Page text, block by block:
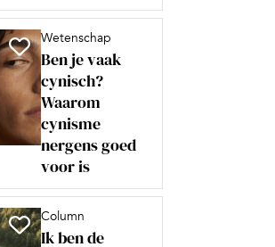
Wetenschap
Ben je vaak
cynisch?
Waarom
cynisme
nergens goed
voor is
Column
Ik ben de